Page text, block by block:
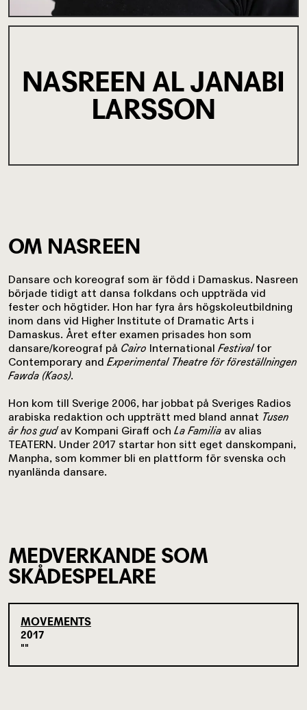
NASREEN AL JANABI
LARSSON
OM NASREEN
Dansare och koreograf som är född i Damaskus. Nasreen
började tidigt att dansa folkdans och uppträda vid
fester och högtider. Hon har fyra års högskoleutbildning
inom dans vid Higher Institute of Dramatic Arts i
Damaskus. Året efter examen prisades hon som
dansare/koreograf på Cairo International Festivalfor
Contemporary and Experimental Theatre för föreställningen
Fawda (Kaos).
Hon kom till Sverige 2006, har jobbat på Sveriges Radios
arabiska redaktion och uppträtt med bland annat Tusen
år hos gudav Kompani Giraff och La Familia av alias
TEATERN. Under 2017 startar hon sitt eget danskompani,
Manpha, som kommer bli en plattform för svenska och
nyanlända dansare.
MEDVERKANDE SOM
SKÅDESPELARE
MOVEMENTS
2017